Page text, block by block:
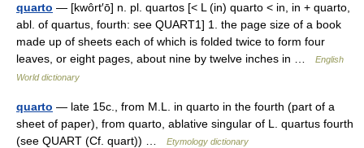
quarto — [kwôrt′ō] n. pl. quartos [< L (in) quarto < in, in + quarto,
abl. of quartus, fourth: see QUART1] 1. the page size of a book
made up of sheets each of which is folded twice to form four
leaves, or eight pages, about nine by twelve inches in …
English
World dictionary
quarto — late 15c., from M.L. in quarto in the fourth (part of a
sheet of paper), from quarto, ablative singular of L. quartus fourth
(see QUART (Cf. quart)) …
Etymology dictionary